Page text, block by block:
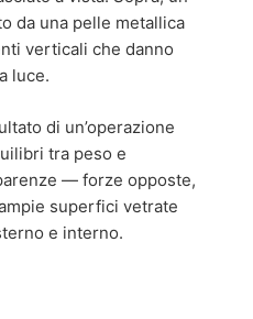
da una pelle metallica
verticali che danno
luce.
di un’operazione
tra peso e
— forze opposte,
superfici vetrate
e interno.